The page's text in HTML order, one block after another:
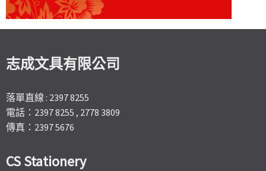
志成文具有限公司
落單直線 : 2397 8255
電話：2397 8255 , 2778 3809
傳真：2397 5676
CS Stationery